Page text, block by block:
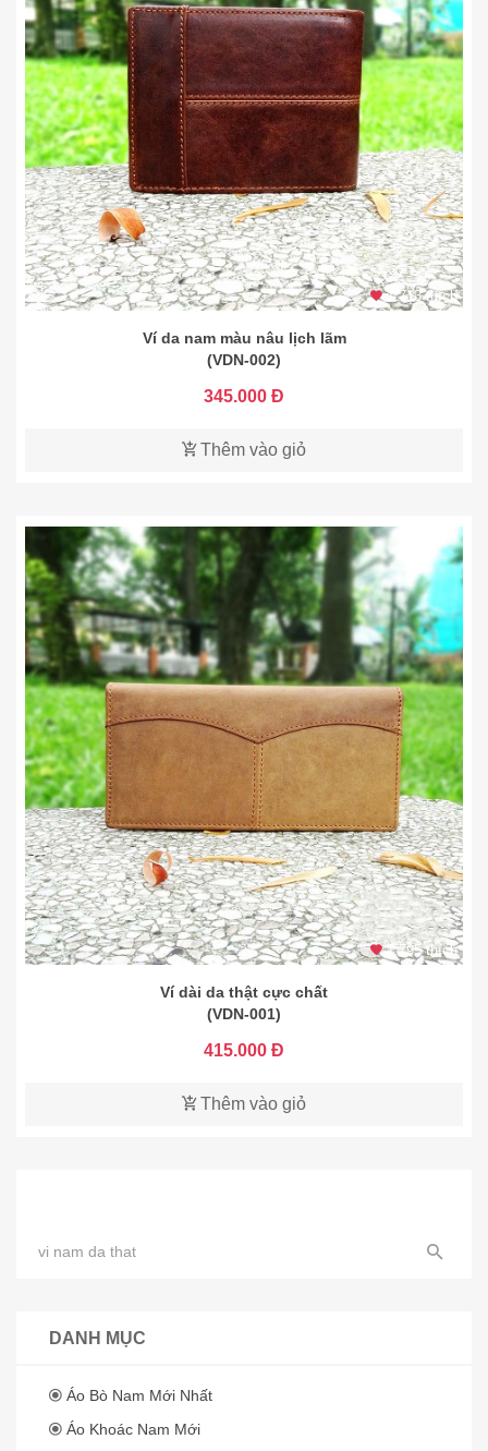
1.713 thích
Ví da nam màu nâu lịch lãm
(VDN-002)
345.000 Đ
Thêm vào giỏ
1.795 thích
Ví dài da thật cực chất
(VDN-001)
415.000 Đ
Thêm vào giỏ
DANH MỤC
Áo Bò Nam Mới Nhất
Áo Khoác Nam Mới